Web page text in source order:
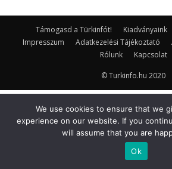
Támogasd a Türkinfót! Kiadványaink
Impresszum
Adatkezelési Tájékoztató
Rólunk
Kapcsolat
© Turkinfo.hu 2020
We use cookies to ensure that we
experience on our website. If you
will assume that you are
Ok